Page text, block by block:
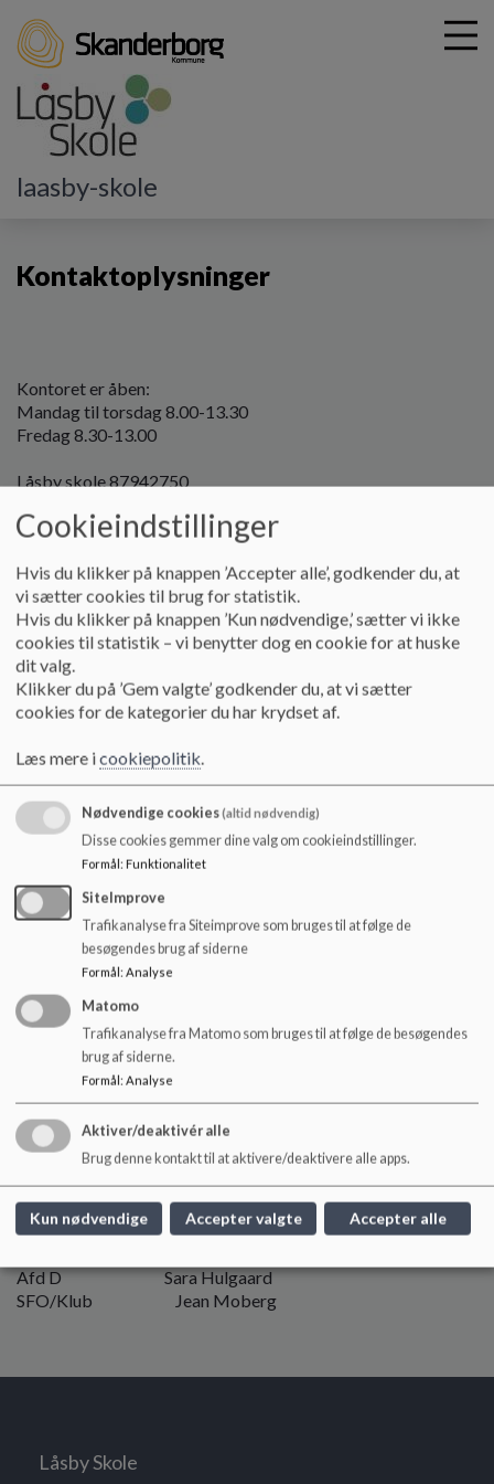
laasby-skole
Kontaktoplysninger
Kontoret er åben:
Mandag til torsdag 8.00-13.30
Fredag 8.30-13.00
Låsby skole 87942750
E-mail: laasbyskole@skanderborg.dk
Send sikkert til Låsby Skole - HER
Ved kontakt til skolen bedes nedenstående
retningslinjer følges:
Kontakt først klassens lærere eller elevens kontaktlærer på
Kontakt derefter den leder, der har ansvar for den afdeling
eleven går i (se nedenfor). Benyt AULA eller ring i særlige
tilfælde direkte til skolen
Skolens ledelsen
Skoleleder Jesper Frandsen
viceskoleleder Anette Weldingh
Afdelingsleder og fritidsleder Jean Moberg
Afdelingsleder afd. D Sara Hulgaard
Ansvarsfordeling i ledelsesteamet:
(0. - 3. årgang) Jean Moberg
(4. - 9. årgang) Anette Weldingh
Afd D Sara Hulgaard
SFO/Klub Jean Moberg
Låsby Skole
Cookieindstillinger
Hvis du klikker på knappen ’Accepter alle’, godkender du, at
vi sætter cookies til brug for statistik.
Hvis du klikker på knappen ’Kun nødvendige,’ sætter vi ikke
cookies til statistik – vi benytter dog en cookie for at huske
dit valg.
Klikker du på ’Gem valgte’ godkender du, at vi sætter
cookies for de kategorier du har krydset af.
Læs mere icookiepolitik.
Nødvendige cookies(altid nødvendig)
Disse cookies gemmer dine valg om cookieindstillinger.
Formål: Funktionalitet
SiteImprove
Trafikanalyse fra Siteimprove som bruges til at følge de
besøgendes brug af siderne
Formål: Analyse
Matomo
Trafikanalyse fra Matomo som bruges til at følge de besøgendes
brug af siderne.
Formål: Analyse
Aktiver/deaktivér alle
Brug denne kontakt til at aktivere/deaktivere alle apps.
Kun nødvendige Accepter valgte Accepter alle